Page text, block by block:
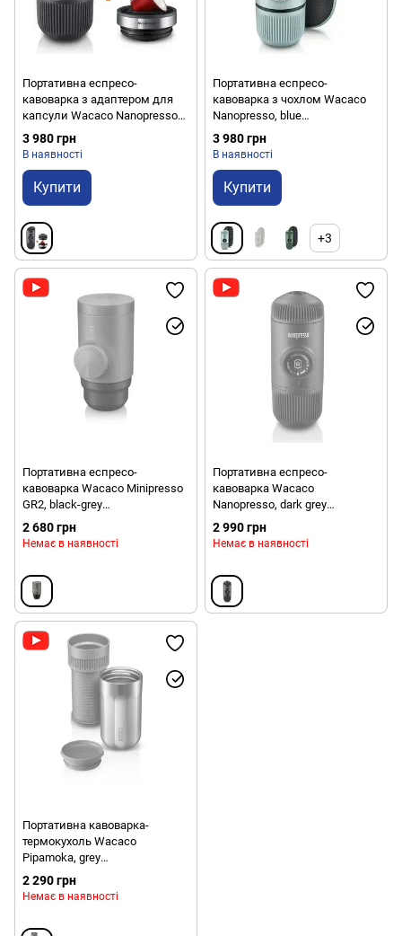
Портативна еспресо-
кавоварка з адаптером для
капсули Wacaco Nanopresso+,
dark grey (4897066230108)
3 980 грн
В наявності
Купити
Портативна еспресо-
кавоварка з чохлом Wacaco
Nanopresso, blue
(4897066230344)
3 980 грн
В наявності
Купити
+3
Портативна еспресо-
кавоварка Wacaco Minipresso
GR2, black-grey
(4897066230955)
2 680 грн
Немає в наявності
Портативна еспресо-
кавоварка Wacaco
Nanopresso, dark grey
(4897066230122)
2 990 грн
Немає в наявності
Портативна кавоварка-
термокухоль Wacaco
Pipamoka, grey
(4897066230504)
2 290 грн
Немає в наявності